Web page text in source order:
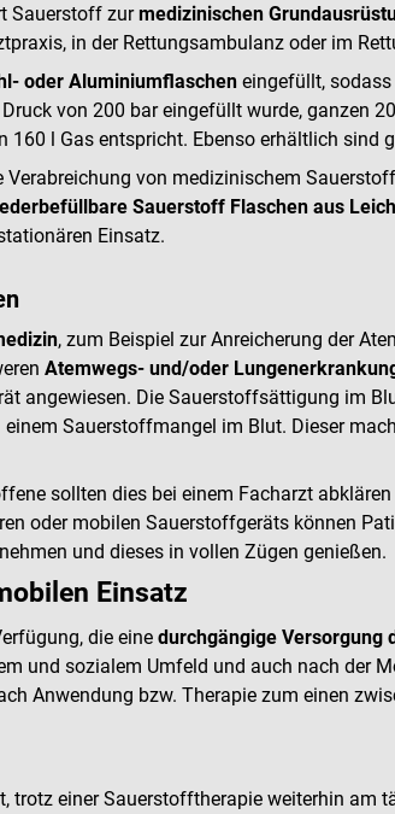
Sauerstoff zurmedizinischen
in der Rettungsambulanz oder im
oder Aluminiumflaschen eingefüllt,
von 200 bar eingefüllt wurde, ganzen
l Gas entspricht. Ebenso erhältlich sind
von medizinischem
Sauerstoff Flaschen aus
Einsatz.
, zum Beispiel zur Anreicherung der
Atemwegs- und/oder
angewiesen. Die Sauerstoffsättigung im
einem Sauerstoffmangel im Blut. Dieser
sollten dies bei einem Facharzt
oder mobilen Sauerstoffgeräts können
und dieses in vollen Zügen genießen.
Einsatz
die eine durchgängige Versorgung
und sozialem Umfeld und auch nach der
Anwendung bzw. Therapie zum einen
trotz einer Sauerstofftherapie weiterhin am